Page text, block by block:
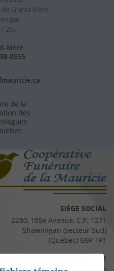
Grand-Mère
2J5
Mère
8555
de la
des
SIÈGE SOCIAL
2280, 105e Avenue, C.P. 1271
Shawinigan (secteur Sud)
(Québec) G9P 1P1
819 537-8828